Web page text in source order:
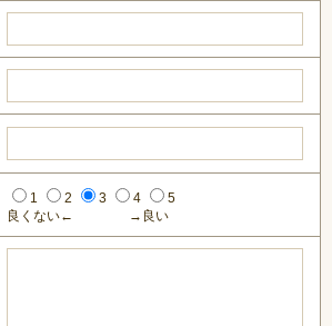
1 2 3 4
5
良くない←
→良い